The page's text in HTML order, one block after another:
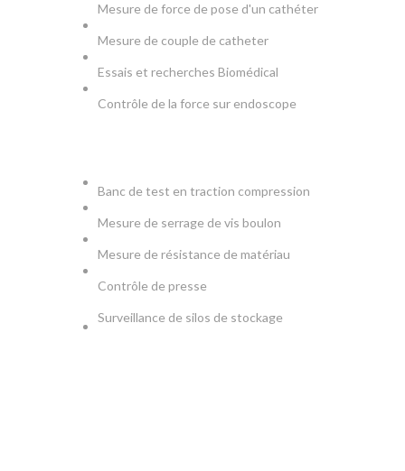
Mesure de force de pose d'un cathéter
Mesure de couple de catheter
Essais et recherches Biomédical
Contrôle de la force sur endoscope
Banc de test en traction compression
Mesure de serrage de vis boulon
Mesure de résistance de matériau
Contrôle de presse
Surveillance de silos de stockage